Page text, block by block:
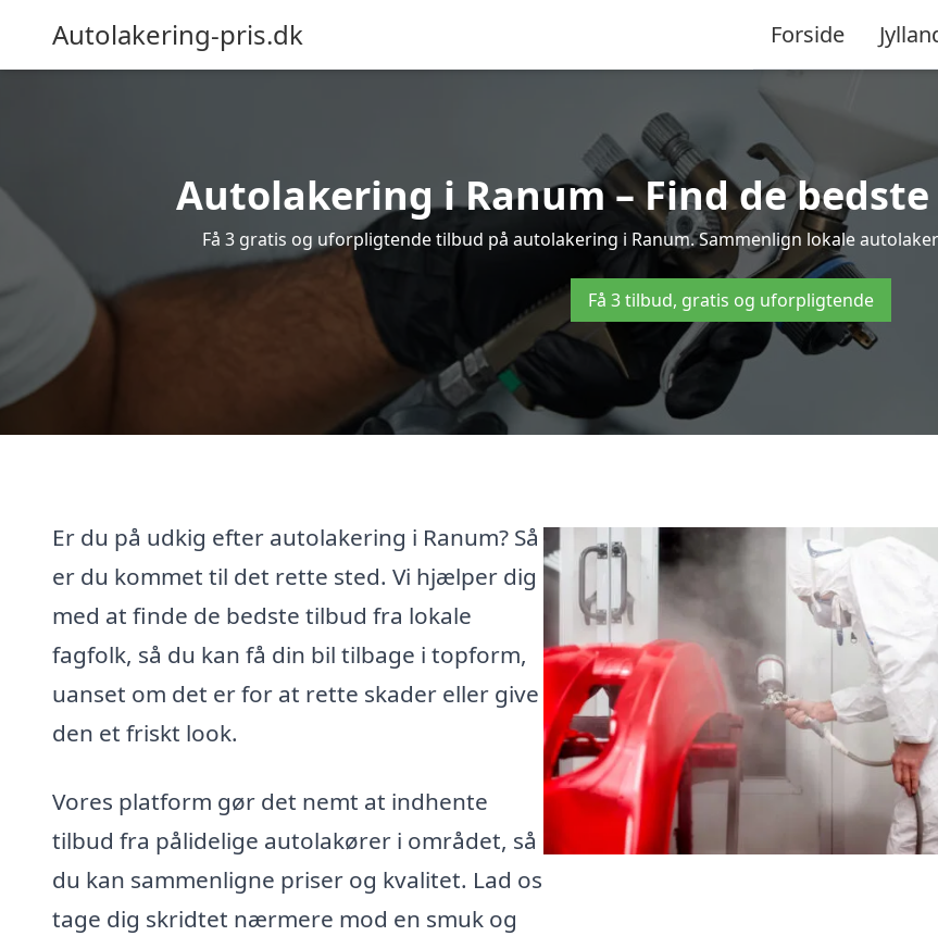
Autolakering-pris.dk Forside
Autolakering i Ranum – Find de
Få 3 gratis og uforpligtende tilbud på autolakering i Ranum. Sammenlign lokale
Få 3 tilbud, gratis og uforpligtende
Er du på udkig efter autolakering i Ranum? Så
er du kommet til det rette sted. Vi hjælper dig
med at finde de bedste tilbud fra lokale
fagfolk, så du kan få din bil tilbage i topform,
uanset om det er for at rette skader eller give
den et friskt look.
Vores platform gør det nemt at indhente
tilbud fra pålidelige autolakører i området, så
du kan sammenligne priser og kvalitet. Lad os
tage dig skridtet nærmere mod en smuk og